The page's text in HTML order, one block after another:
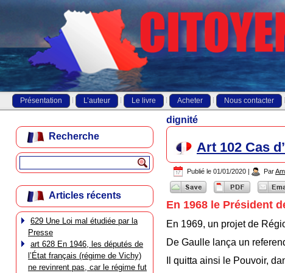
Présentation L’auteur Le livre Acheter Nous contacter
Recherche
Articles récents
629 Une Loi mal étudiée par la
Presse
art 628 En 1946, les députés de
l’État français (régime de Vichy)
ne revinrent pas, car le régime fut
dignité
Art 102 Cas
Publié le 01/01/2020 | Par
En 1968 le Président
En 1969, un projet de
De Gaulle lança un
Il quitta ainsi le Pouvoir,